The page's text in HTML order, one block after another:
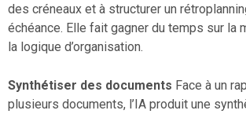
des créneaux et à structurer un
échéance. Elle fait gagner du temps sur la
la logique d’organisation.
Synthétiser des documents Face à un
plusieurs documents, l’IA produit une